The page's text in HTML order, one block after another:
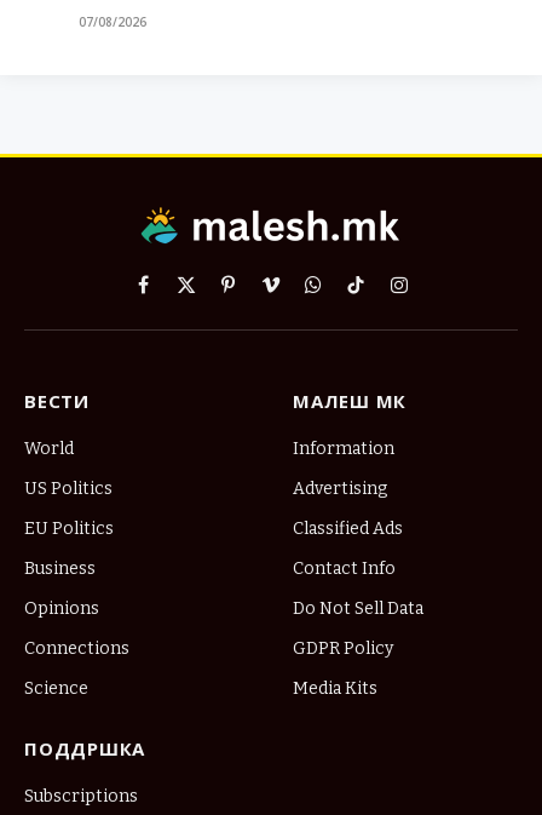
07/08/2026
Facebook
X
PinterestVimeoWhatsApp
TikTokInstagram
ВЕСТИ
World
US Politics
EU Politics
Business
Opinions
Connections
Science
МАЛЕШ МК
Information
Advertising
Classified Ads
Contact Info
Do Not Sell Data
GDPR Policy
Media Kits
ПОДДРШКА
Subscriptions